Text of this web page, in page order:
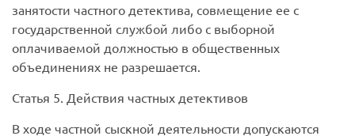
занятости частного детектива, совмещение ее с
государственной службой либо с выборной
оплачиваемой должностью в общественных
объединениях не разрешается.
Статья 5. Действия частных детективов
В ходе частной сыскной деятельности допускаются